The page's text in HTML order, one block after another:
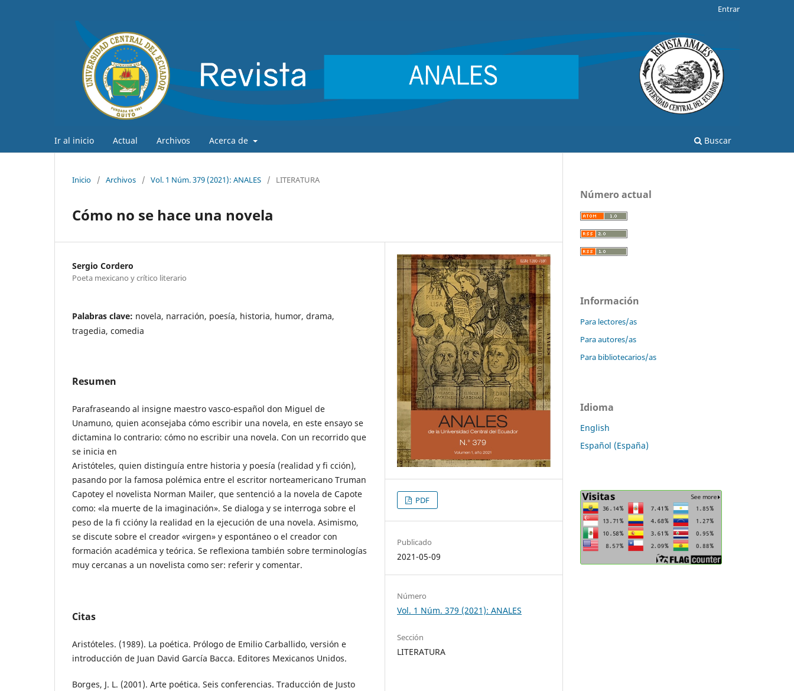
Ir al inicio Actual Archivos Acerca de Buscar
Entrar
Inicio / Archivos / Vol. 1 Núm. 379 (2021): ANALES / LITERATURA
Cómo no se hace una novela
Sergio Cordero
Poeta mexicano y crítico literario
Palabras clave: novela, narración, poesía, historia, humor, drama,
tragedia, comedia
Resumen
Parafraseando al insigne maestro vasco-español don Miguel de
Unamuno, quien aconsejaba cómo escribir una novela, en este ensayo se
dictamina lo contrario: cómo no escribir una novela. Con un recorrido que
se inicia en
Aristóteles, quien distinguía entre historia y poesía (realidad y fi cción),
pasando por la famosa polémica entre el escritor norteamericano Truman
Capotey el novelista Norman Mailer, que sentenció a la novela de Capote
como: «la muerte de la imaginación». Se dialoga y se interroga sobre el
peso de la fi ccióny la realidad en la ejecución de una novela. Asimismo,
se discute sobre el creador «virgen» y espontáneo o el creador con
formación académica y teórica. Se reflexiona también sobre terminologías
muy cercanas a un novelista como ser: referir y comentar.
Citas
Aristóteles. (1989). La poética. Prólogo de Emilio Carballido, versión e
introducción de Juan David García Bacca. Editores Mexicanos Unidos.
Borges, J. L. (2001). Arte poética. Seis conferencias. Traducción de Justo
PDF
Publicado
2021-05-09
Número
Vol. 1 Núm. 379 (2021): ANALES
Sección
LITERATURA
Número actual
Información
Para lectores/as
Para autores/as
Para bibliotecarios/as
Idioma
English
Español (España)